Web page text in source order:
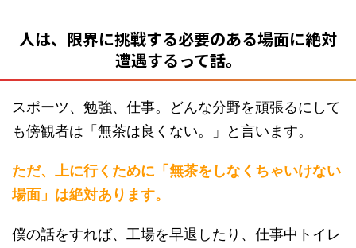
人は、限界に挑戦する必要のある場面に絶対
遭遇するって話。
スポーツ、勉強、仕事。どんな分野を頑張るにして
も傍観者は「無茶は良くない。」と言います。
ただ、上に行くために「無茶をしなくちゃいけない
場面」は絶対あります。
僕の話をすれば、工場を早退したり、仕事中トイレ